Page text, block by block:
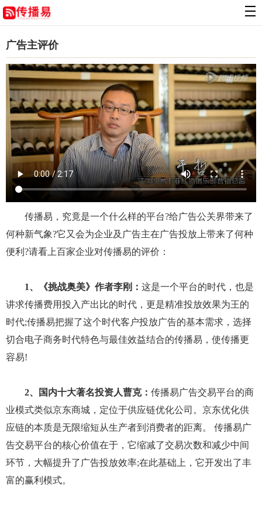
广告主评价
传播易，究竟是一个什么样的平台?给广告公关界带来了
何种新气象?它又会为企业及广告主在广告投放上带来了何种
便利?请看上百家企业对传播易的评价：
1、《挑战奥美》作者李刚： 这是一个平台的时代，也是
讲求传播费用投入产出比的时代，更是精准投放效果为王的
时代;传播易把握了这个时代客户投放广告的基本需求，选择
切合电子商务时代特色与最佳效益结合的传播易，使传播更
容易!
2、国内十大著名投资人曹克： 传播易广告交易平台的商
业模式类似京东商城，定位于供应链优化公司。京东优化供
应链的本质是无限缩短从生产者到消费者的距离。 传播易广
告交易平台的核心价值在于，它缩减了交易次数和减少中间
环节，大幅提升了广告投放效率;在此基础上，它开发出了丰
富的赢利模式。